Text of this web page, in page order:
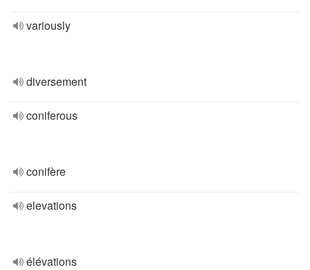
variously
diversement
coniferous
conifère
elevations
élévations